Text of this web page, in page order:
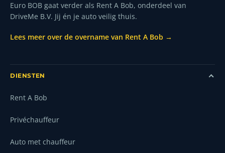
Euro BOB gaat verder als Rent A Bob, onderdeel van
DriveMe B.V. Jij én je auto veilig thuis.
Lees meer over de overname van Rent A Bob →
DIENSTEN
Rent A Bob
Privéchauffeur
Auto met chauffeur